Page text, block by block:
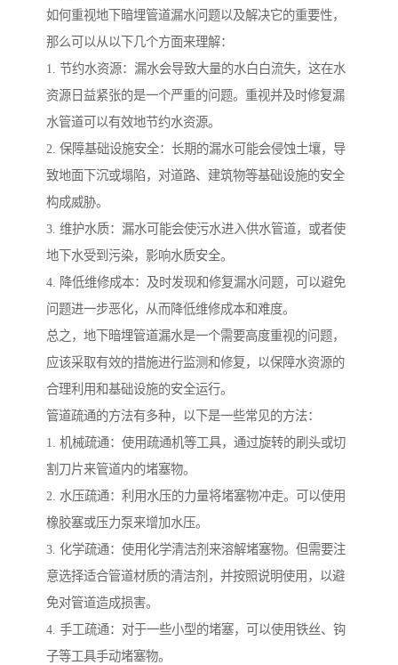
如何重视地下暗埋管道漏水问题以及解决它的重要性，
那么可以从以下几个方面来理解：
1. 节约水资源：漏水会导致大量的水白白流失，这在水
资源日益紧张的是一个严重的问题。重视并及时修复漏
水管道可以有效地节约水资源。
2. 保障基础设施安全：长期的漏水可能会侵蚀土壤，导
致地面下沉或塌陷，对道路、建筑物等基础设施的安全
构成威胁。
3. 维护水质：漏水可能会使污水进入供水管道，或者使
地下水受到污染，影响水质安全。
4. 降低维修成本：及时发现和修复漏水问题，可以避免
问题进一步恶化，从而降低维修成本和难度。
总之，地下暗埋管道漏水是一个需要高度重视的问题，
应该采取有效的措施进行监测和修复，以保障水资源的
合理利用和基础设施的安全运行。
管道疏通的方法有多种，以下是一些常见的方法：
1. 机械疏通：使用疏通机等工具，通过旋转的刷头或切
割刀片来管道内的堵塞物。
2. 水压疏通：利用水压的力量将堵塞物冲走。可以使用
橡胶塞或压力泵来增加水压。
3. 化学疏通：使用化学清洁剂来溶解堵塞物。但需要注
意选择适合管道材质的清洁剂，并按照说明使用，以避
免对管道造成损害。
4. 手工疏通：对于一些小型的堵塞，可以使用铁丝、钩
子等工具手动堵塞物。